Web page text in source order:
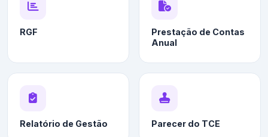
RGF
Prestação de Contas
Anual
Relatório de Gestão Parecer do TCE